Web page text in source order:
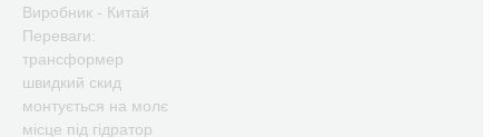
Виробник - Китай
Переваги:
трансформер
швидкий скид
монтується на молє
місце під гідратор